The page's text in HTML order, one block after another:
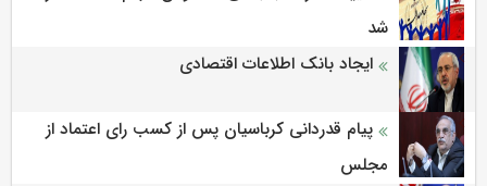
شد
ایجاد بانک اطلاعات اقتصادی
پیام قدردانی کرباسیان پس از کسب رای اعتماد از
مجلس